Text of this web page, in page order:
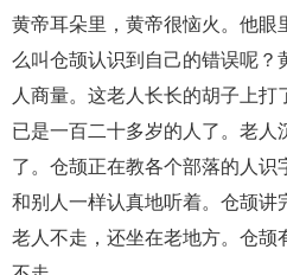
黄帝耳朵里，黄帝很恼火。他眼
么叫仓颉认识到自己的错误呢？
人商量。这老人长长的胡子上
已是一百二十多岁的人了。老人
了。仓颉正在教各个部落的人识
和别人一样认真地听着。仓颉讲
老人不走，还坐在老地方。仓颉